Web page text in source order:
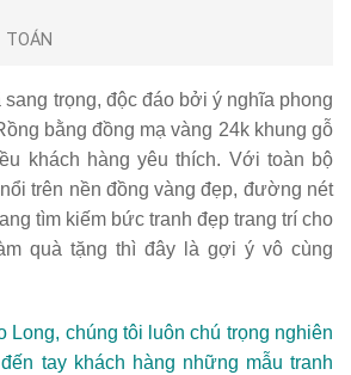
TOÁN
sang trọng, độc đáo bởi ý nghĩa phong
bằng đồng mạ vàng 24k khung gỗ
khách hàng yêu thích. Với toàn bộ
trên nền đồng vàng đẹp, đường nét
tìm kiếm bức tranh đẹp trang trí cho
quà tặng thì đây là gợi ý vô cùng
Long, chúng tôi luôn chú trọng nghiên
tay khách hàng những mẫu tranh